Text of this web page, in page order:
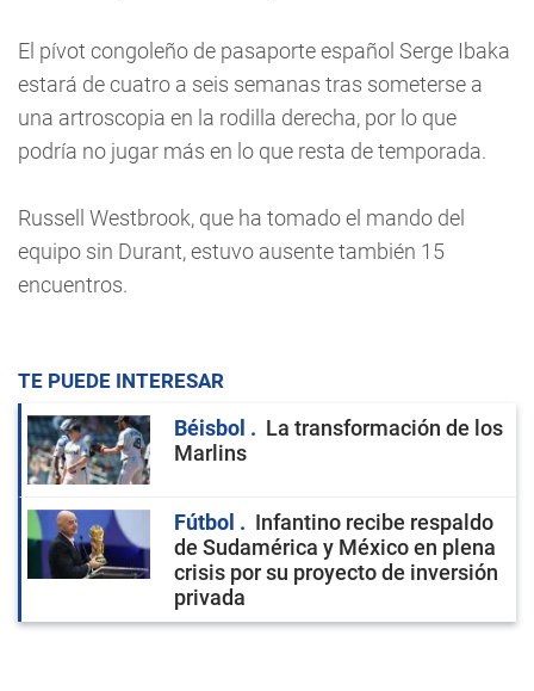
El pívot congoleño de pasaporte español Serge Ibaka
estará de cuatro a seis semanas tras someterse a
una artroscopia en la rodilla derecha, por lo que
podría no jugar más en lo que resta de temporada.
Russell Westbrook, que ha tomado el mando del
equipo sin Durant, estuvo ausente también 15
encuentros.
TE PUEDE INTERESAR
Béisbol
La transformación de los
Marlins
Fútbol
Infantino recibe respaldo
de Sudamérica y México en plena
crisis por su proyecto de inversión
privada